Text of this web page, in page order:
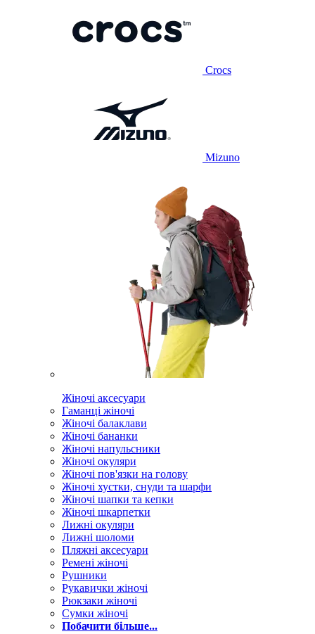
Crocs
Mizuno
Жіночі аксесуари
Гаманці жіночі
Жіночі балаклави
Жіночі бананки
Жіночі напульсники
Жіночі окуляри
Жіночі пов'язки на голову
Жіночі хустки, снуди та шарфи
Жіночі шапки та кепки
Жіночі шкарпетки
Лижні окуляри
Лижні шоломи
Пляжні аксесуари
Ремені жіночі
Рушники
Рукавички жіночі
Рюкзаки жіночі
Сумки жіночі
Побачити більше...